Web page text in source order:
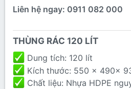
Liên hệ ngay: 0911 082 000
THÙNG RÁC 120 LÍT​
Dung tích: 120 lít
Kích thước: 550 x 490x
Chất liệu: Nhựa HDPE